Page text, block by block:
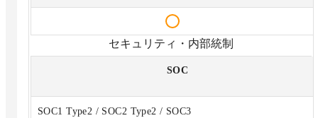
セキュリティ・内部統制
SOC
SOC1 Type2 / SOC2 Type2 / SOC3